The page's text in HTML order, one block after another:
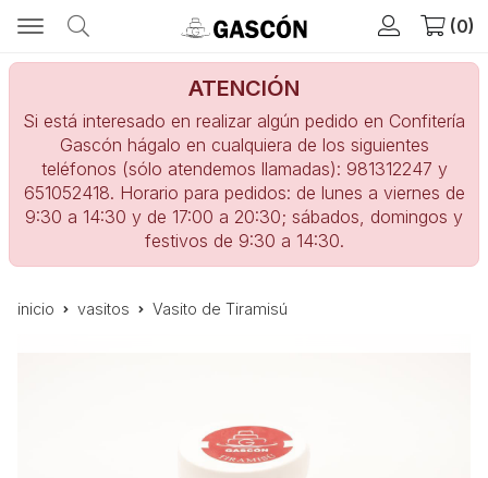
0
ATENCIÓN
Si está interesado en realizar algún pedido en Confitería
Gascón hágalo en cualquiera de los siguientes
teléfonos (sólo atendemos llamadas): 981312247 y
651052418. Horario para pedidos: de lunes a viernes de
9:30 a 14:30 y de 17:00 a 20:30; sábados, domingos y
festivos de 9:30 a 14:30.
inicio vasitos Vasito de Tiramisú